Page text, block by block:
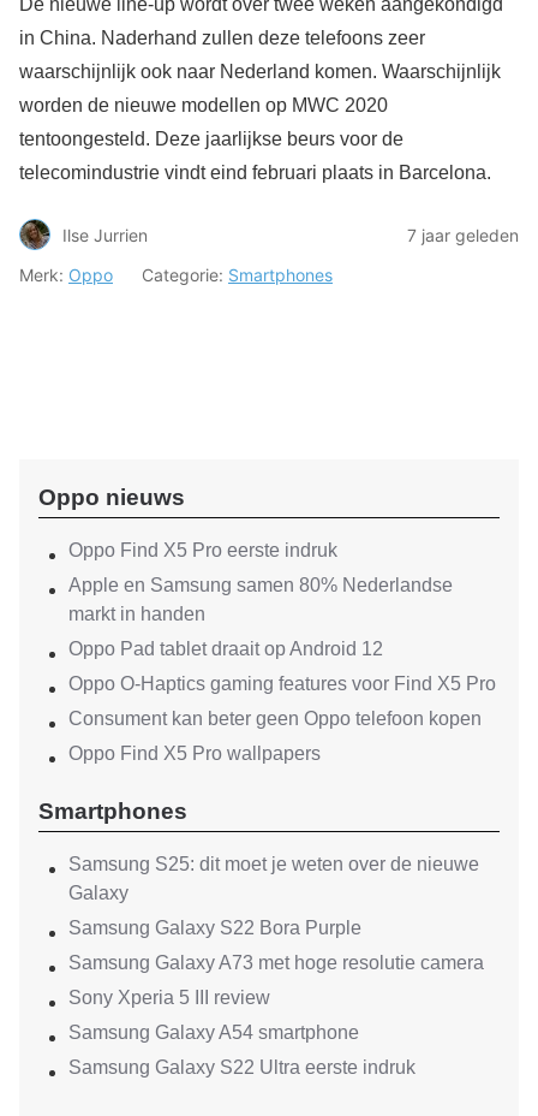
De nieuwe line-up wordt over twee weken aangekondigd
in China. Naderhand zullen deze telefoons zeer
waarschijnlijk ook naar Nederland komen. Waarschijnlijk
worden de nieuwe modellen op MWC 2020
tentoongesteld. Deze jaarlijkse beurs voor de
telecomindustrie vindt eind februari plaats in Barcelona.
Ilse Jurrien
7 jaar geleden
Merk: Oppo Categorie: Smartphones
Oppo nieuws
Oppo Find X5 Pro eerste indruk
Apple en Samsung samen 80% Nederlandse
markt in handen
Oppo Pad tablet draait op Android 12
Oppo O-Haptics gaming features voor Find X5 Pro
Consument kan beter geen Oppo telefoon kopen
Oppo Find X5 Pro wallpapers
Smartphones
Samsung S25: dit moet je weten over de nieuwe
Galaxy
Samsung Galaxy S22 Bora Purple
Samsung Galaxy A73 met hoge resolutie camera
Sony Xperia 5 III review
Samsung Galaxy A54 smartphone
Samsung Galaxy S22 Ultra eerste indruk